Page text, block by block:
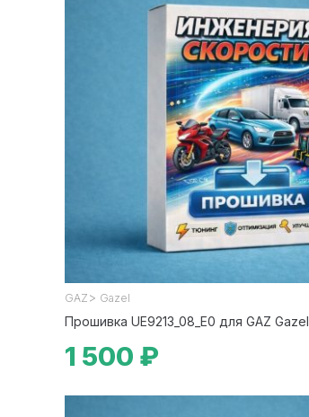
GAZ > Gazel
Прошивка UE9213_08_E0 для GAZ Gazel
1 500 ₽